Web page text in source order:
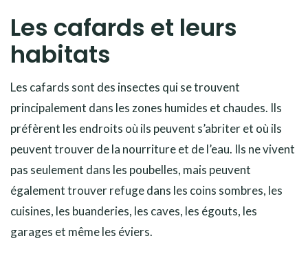
Les cafards et leurs
habitats
Les cafards sont des insectes qui se trouvent
principalement dans les zones humides et chaudes. Ils
préfèrent les endroits où ils peuvent s’abriter et où ils
peuvent trouver de la nourriture et de l’eau. Ils ne vivent
pas seulement dans les poubelles, mais peuvent
également trouver refuge dans les coins sombres, les
cuisines, les buanderies, les caves, les égouts, les
garages et même les éviers.